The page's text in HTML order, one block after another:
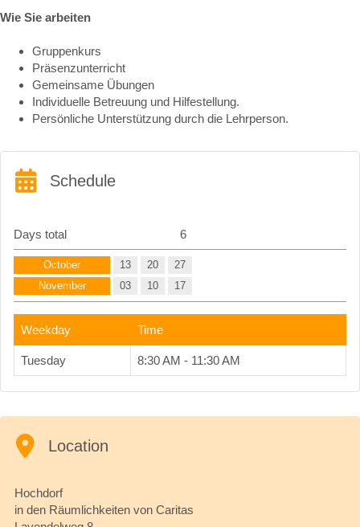
Wie Sie arbeiten
Gruppenkurs
Präsenzunterricht
Gemeinsame Übungen
Individuelle Betreuung und Hilfestellung.
Persönliche Unterstützung durch die Lehrperson.
Schedule
Days total 6
October 13 20
27
November
03 10 17
Weekday Time
Tuesday 8:30 AM - 11:30 AM
Location
Hochdorf
in den Räumlichkeiten von Caritas